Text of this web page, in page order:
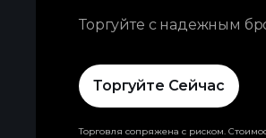
Торгуйте с надежным
Торгуйте Сейчас
Торговля сопряжена с риском.